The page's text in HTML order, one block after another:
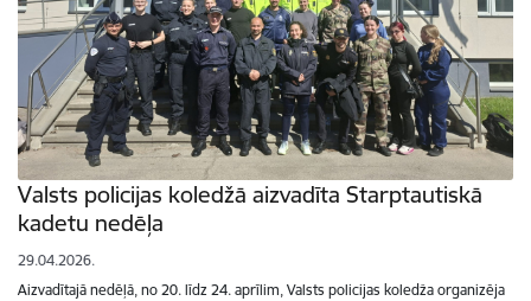
Valsts policijas koledžā aizvadīta Starptautiskā
kadetu nedēļa
29.04.2026.
Aizvadītajā nedēļā, no 20. līdz 24. aprīlim, Valsts policijas koledža organizēja